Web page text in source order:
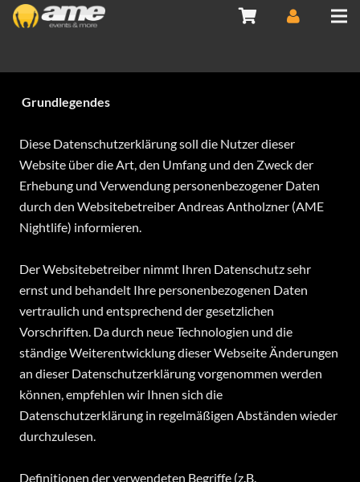
Grundlegendes
Diese Datenschutzerklärung soll die Nutzer dieser
Website über die Art, den Umfang und den Zweck der
Erhebung und Verwendung personenbezogener Daten
durch den Websitebetreiber Andreas Antholzner (AME
Nightlife) informieren.
Der Websitebetreiber nimmt Ihren Datenschutz sehr
ernst und behandelt Ihre personenbezogenen Daten
vertraulich und entsprechend der gesetzlichen
Vorschriften. Da durch neue Technologien und die
ständige Weiterentwicklung dieser Webseite Änderungen
an dieser Datenschutzerklärung vorgenommen werden
können, empfehlen wir Ihnen sich die
Datenschutzerklärung in regelmäßigen Abständen wieder
durchzulesen.
Definitionen der verwendeten Begriffe (z.B.